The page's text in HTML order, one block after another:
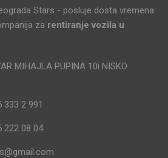
Stars - posluje dosta vremena
za rentiranje vozila u
MIHAJLA PUPINA 10i NISKO
333 2 991
222 08 04